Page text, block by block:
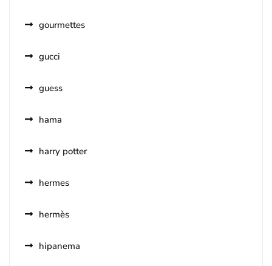
gourmettes
gucci
guess
hama
harry potter
hermes
hermès
hipanema